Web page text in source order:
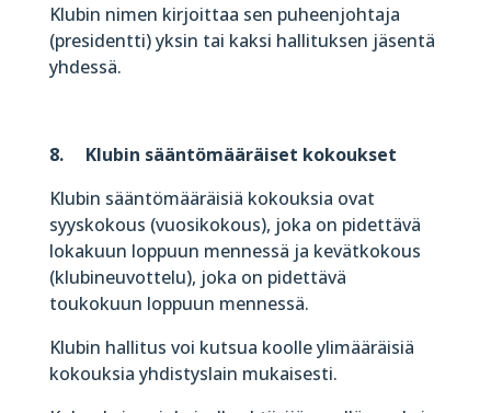
Klubin nimen kirjoittaa sen puheenjohtaja
(presidentti) yksin tai kaksi hallituksen jäsentä
yhdessä.
8. Klubin sääntömääräiset kokoukset
Klubin sääntömääräisiä kokouksia ovat
syyskokous (vuosikokous), joka on pidettävä
lokakuun loppuun mennessä ja kevätkokous
(klubineuvottelu), joka on pidettävä
toukokuun loppuun mennessä.
Klubin hallitus voi kutsua koolle ylimääräisiä
kokouksia yhdistyslain mukaisesti.